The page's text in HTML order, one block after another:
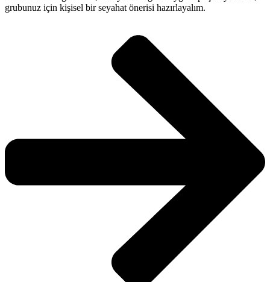
grubunuz için kişisel bir seyahat önerisi hazırlayalım.